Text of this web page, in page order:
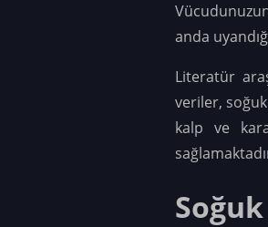
anda
Literatür
veriler,
kalp ve